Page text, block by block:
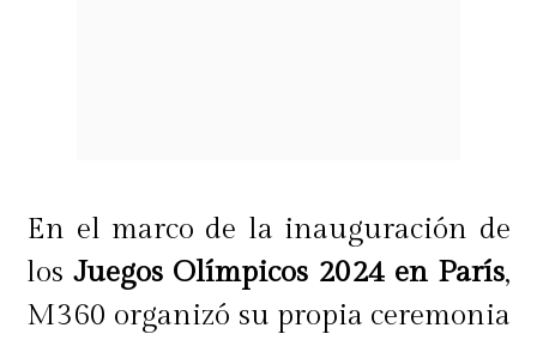
En el marco de la inauguración de
losJuegos Olímpicos 2024 en París,
M360 organizó su propia ceremonia